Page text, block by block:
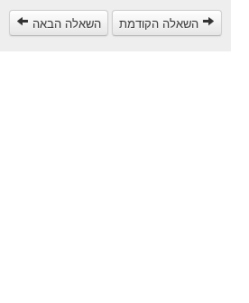
ספר תאוריה
צור קשר
השאלה הקודמת השאלה הבאה